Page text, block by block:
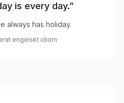
is every day.”
always has holiday.
engelskt idiom